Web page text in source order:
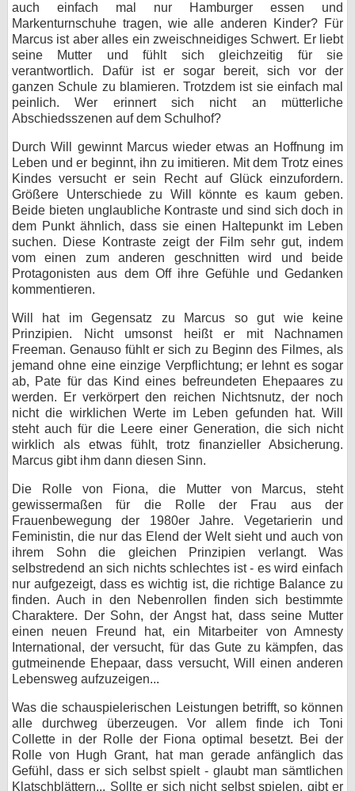
auch einfach mal nur Hamburger essen und
Markenturnschuhe tragen, wie alle anderen Kinder? Für
Marcus ist aber alles ein zweischneidiges Schwert. Er liebt
seine Mutter und fühlt sich gleichzeitig für sie
verantwortlich. Dafür ist er sogar bereit, sich vor der
ganzen Schule zu blamieren. Trotzdem ist sie einfach mal
peinlich. Wer erinnert sich nicht an mütterliche
Abschiedsszenen auf dem Schulhof?
Durch Will gewinnt Marcus wieder etwas an Hoffnung im
Leben und er beginnt, ihn zu imitieren. Mit dem Trotz eines
Kindes versucht er sein Recht auf Glück einzufordern.
Größere Unterschiede zu Will könnte es kaum geben.
Beide bieten unglaubliche Kontraste und sind sich doch in
dem Punkt ähnlich, dass sie einen Haltepunkt im Leben
suchen. Diese Kontraste zeigt der Film sehr gut, indem
vom einen zum anderen geschnitten wird und beide
Protagonisten aus dem Off ihre Gefühle und Gedanken
kommentieren.
Will hat im Gegensatz zu Marcus so gut wie keine
Prinzipien. Nicht umsonst heißt er mit Nachnamen
Freeman. Genauso fühlt er sich zu Beginn des Filmes, als
jemand ohne eine einzige Verpflichtung; er lehnt es sogar
ab, Pate für das Kind eines befreundeten Ehepaares zu
werden. Er verkörpert den reichen Nichtsnutz, der noch
nicht die wirklichen Werte im Leben gefunden hat. Will
steht auch für die Leere einer Generation, die sich nicht
wirklich als etwas fühlt, trotz finanzieller Absicherung.
Marcus gibt ihm dann diesen Sinn.
Die Rolle von Fiona, die Mutter von Marcus, steht
gewissermaßen für die Rolle der Frau aus der
Frauenbewegung der 1980er Jahre. Vegetarierin und
Feministin, die nur das Elend der Welt sieht und auch von
ihrem Sohn die gleichen Prinzipien verlangt. Was
selbstredend an sich nichts schlechtes ist - es wird einfach
nur aufgezeigt, dass es wichtig ist, die richtige Balance zu
finden. Auch in den Nebenrollen finden sich bestimmte
Charaktere. Der Sohn, der Angst hat, dass seine Mutter
einen neuen Freund hat, ein Mitarbeiter von Amnesty
International, der versucht, für das Gute zu kämpfen, das
gutmeinende Ehepaar, dass versucht, Will einen anderen
Lebensweg aufzuzeigen...
Was die schauspielerischen Leistungen betrifft, so können
alle durchweg überzeugen. Vor allem finde ich Toni
Collette in der Rolle der Fiona optimal besetzt. Bei der
Rolle von Hugh Grant, hat man gerade anfänglich das
Gefühl, dass er sich selbst spielt - glaubt man sämtlichen
Klatschblättern... Sollte er sich nicht selbst spielen, gibt er